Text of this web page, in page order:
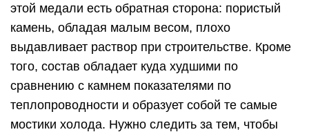
этой медали есть обратная сторона: пористый
камень, обладая малым весом, плохо
выдавливает раствор при строительстве. Кроме
того, состав обладает куда худшими по
сравнению с камнем показателями по
теплопроводности и образует собой те самые
мостики холода. Нужно следить за тем, чтобы